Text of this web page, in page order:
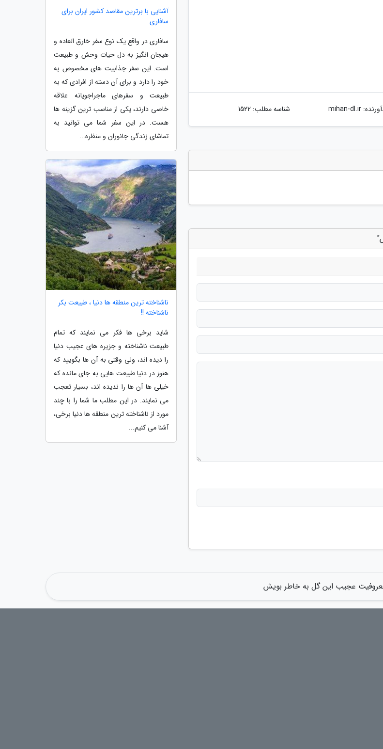
mihan-dl.ir شناسه مطلب: 1522
آشنایی با برترین مقاصد کشور ایران برای
سافاری
سافاری در واقع یک نوع سفر خارق العاده و
هیجان انگیز به دل حیات وحش و طبیعت
است. این سفر جذابیت های مخصوص به
خود را دارد و برای آن دسته از افرادی که به
طبیعت و سفرهای ماجراجویانه علاقه
خاصی دارند، یکی از مناسب ترین گزینه ها
هست. در این سفر شما می توانید به
تماشای زندگی جانوران و منظره...
ناشناخته ترین منطقه ها دنیا ، طبیعت بکر
ناشناخته !!
شاید برخی ها فکر می نمایند که تمام
طبیعت ناشناخته و جزیره های عجیب دنیا
را دیده اند، ولی وقتی به آن ها بگویید که
هنوز در دنیا طبیعت هایی به جای مانده که
خیلی ها آن ها را ندیده اند، بسیار تعجب
می نمایند. در این مطلب ما شما را با چند
مورد از ناشناخته ترین منطقه ها دنیا برخی،
آشنا می کنیم...
عجیب این گل به خاطر بویش